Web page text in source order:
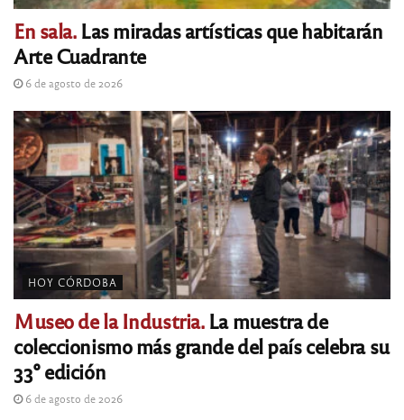
En sala.Las miradas artísticas que habitarán
Arte Cuadrante
6 de agosto de 2026
HOY CÓRDOBA
Museo de la Industria.La muestra de
coleccionismo más grande del país celebra su
33° edición
6 de agosto de 2026